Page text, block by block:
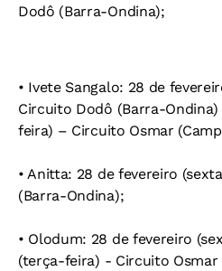
Dodô (Barra-Ondina);
• Ivete Sangalo: 28 de
Circuito Dodô (Barra-
feira) – Circuito Osmar
• Anitta: 28 de fevereiro
(Barra-Ondina);
• Olodum: 28 de fevereiro
(terça-feira) - Circuito Osmar